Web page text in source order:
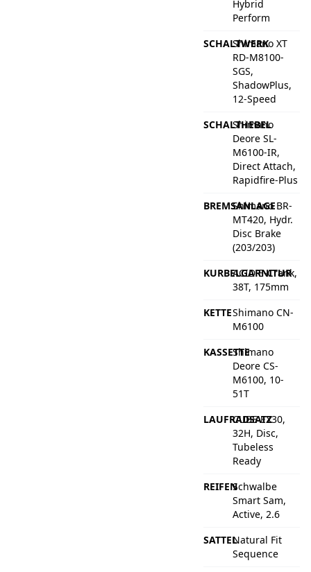
Hybrid
Perform
SCHALTWERK
Shimano XT
RD-M8100-
SGS,
ShadowPlus,
12-Speed
SCHALTHEBEL
Shimano
Deore SL-
M6100-IR,
Direct Attach,
Rapidfire-Plus
BREMSANLAGE
Shimano BR-
MT420, Hydr.
Disc Brake
(203/203)
KURBELGARNITUR
ACID E-Crank,
38T, 175mm
KETTEShimano CN-
M6100
KASSETTEShimano
Deore CS-
M6100, 10-
51T
LAUFRADSATZ
CUBE EX30,
32H, Disc,
Tubeless
Ready
REIFENSchwalbe
Smart Sam,
Active, 2.6
SATTELNatural Fit
Sequence